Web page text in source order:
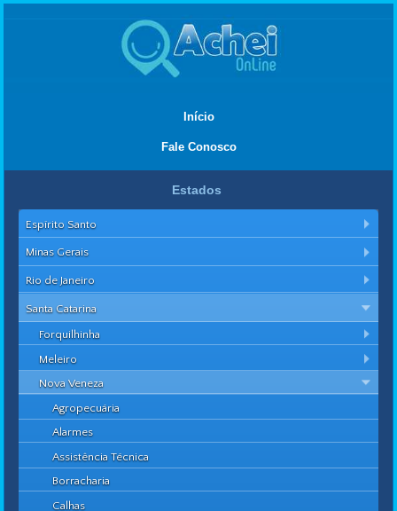
Início
Fale Conosco
Estados
Espírito Santo
Minas Gerais
Rio de Janeiro
Santa Catarina
Forquilhinha
Meleiro
Nova Veneza
Agropecuária
Alarmes
Assistência Técnica
Borracharia
Calhas